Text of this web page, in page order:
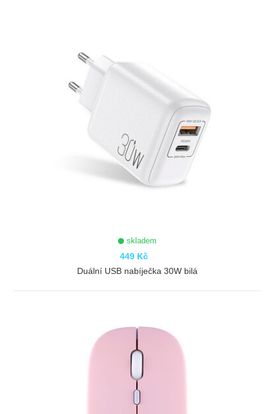
skladem
449 Kč
Duální USB nabíječka 30W bilá